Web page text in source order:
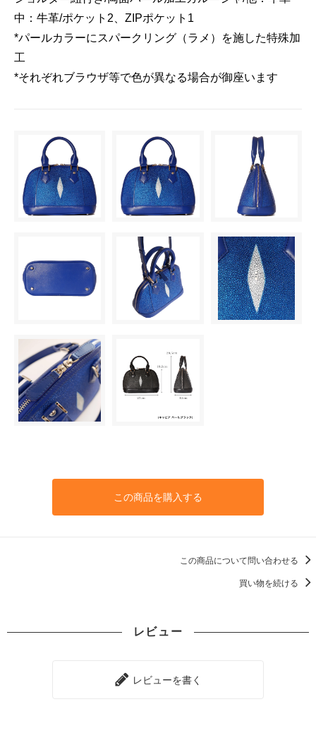
中：牛革/ポケット2、ZIPポケット1
*パールカラーにスパークリング（ラメ）を施した特殊加
工
*それぞれブラウザ等で色が異なる場合が御座います
この商品を購入する
この商品について問い合わせる
買い物を続ける
レビュー
レビューを書く